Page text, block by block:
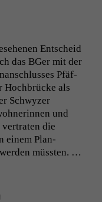
Entscheid
das BGer mit der
Pfäf­
Hochbrücke als
Schwyz­er
und
die
einem Plan­
müssten. …